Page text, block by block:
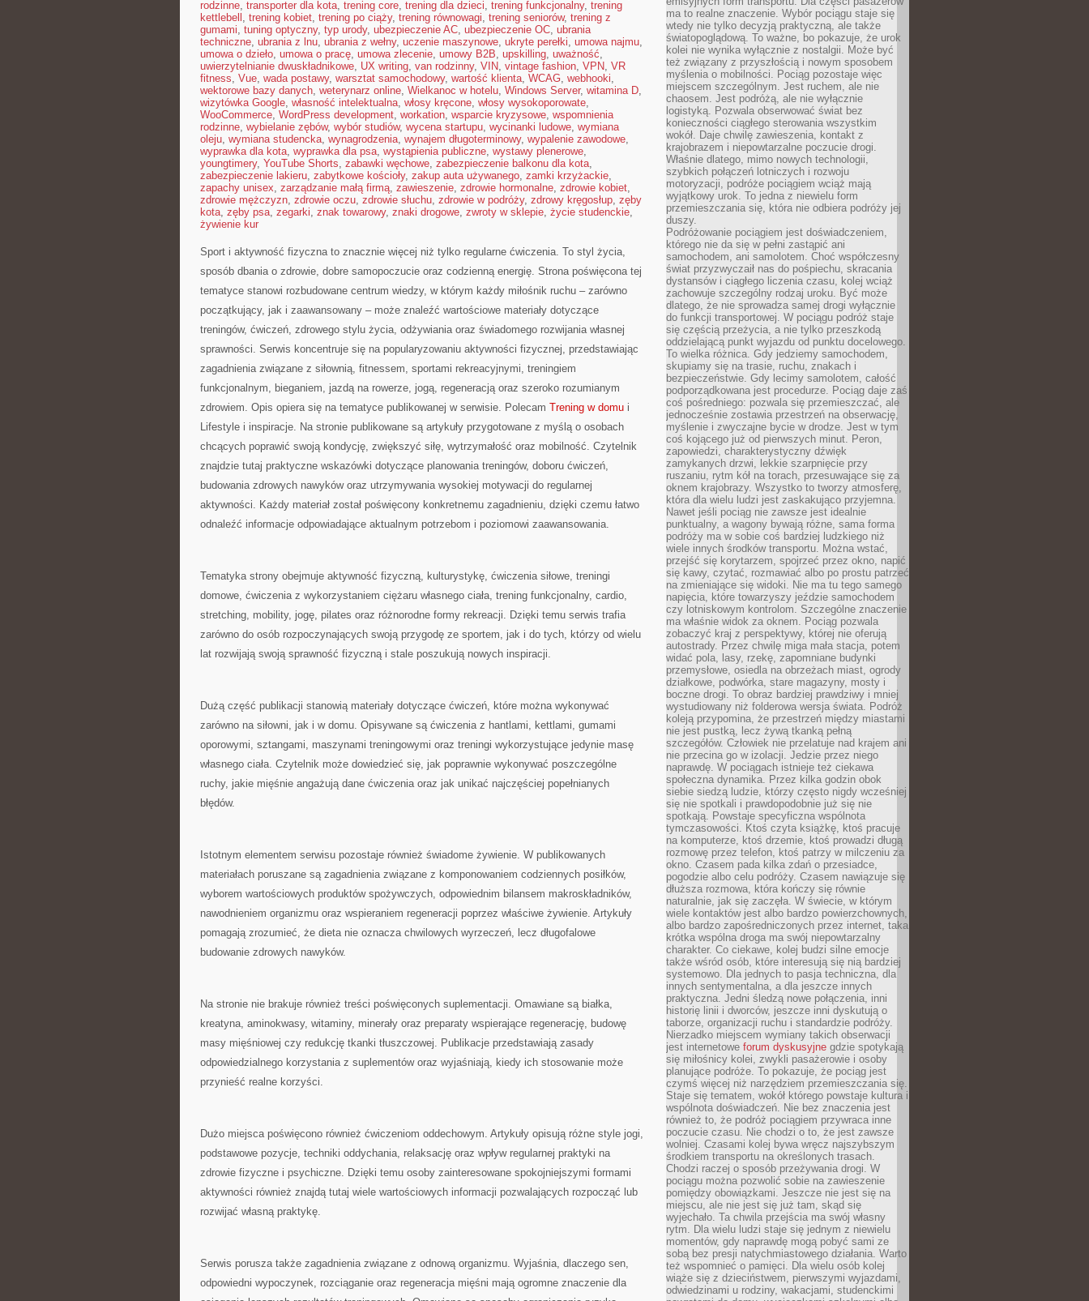
rodzinne, transporter dla kota, trening core, trening dla dzieci, trening funkcjonalny, trening
kettlebell , trening kobiet, trening po ciąży, trening równowagi, trening seniorów, trening z
gumami, tuning optyczny, typ urody, ubezpieczenie AC, ubezpieczenie OC, ubrania
techniczne, ubrania z lnu, ubrania z wełny, uczenie maszynowe, ukryte perełki, umowa najmu,
umowa o dzieło, umowa o pracę, umowa zlecenie, umowy B2B, upskilling, uważność,
uwierzytelnianie dwuskładnikowe, UX writing, van rodzinny, VIN, vintage fashion, VPN, VR
fitness, Vue, wada postawy, warsztat samochodowy, wartość klienta, WCAG, webhooki,
wektorowe bazy danych, weterynarz online, Wielkanoc w hotelu, Windows Server, witamina D,
wizytówka Google, własność intelektualna, włosy kręcone, włosy wysokoporowate,
WooCommerce, WordPress development, workation, wsparcie kryzysowe, wspomnienia
rodzinne, wybielanie zębów, wybór studiów, wycena startupu, wycinanki ludowe, wymiana
oleju, wymiana studencka, wynagrodzenia, wynajem długoterminowy, wypalenie zawodowe,
wyprawka dla kota, wyprawka dla psa, wystąpienia publiczne, wystawy plenerowe,
youngtimery, YouTube Shorts, zabawki węchowe, zabezpieczenie balkonu dla kota,
zabezpieczenie lakieru, zabytkowe kościoły, zakup auta używanego, zamki krzyżackie,
zapachy unisex, zarządzanie małą firmą, zawieszenie, zdrowie hormonalne, zdrowie kobiet,
zdrowie mężczyzn, zdrowie oczu, zdrowie słuchu, zdrowie w podróży, zdrowy kręgosłup, zęby
kota, zęby psa, zegarki, znak towarowy, znaki drogowe, zwroty w sklepie, życie studenckie,
żywienie kur
Sport i aktywność fizyczna to znacznie więcej niż tylko regularne ćwiczenia. To styl życia,
sposób dbania o zdrowie, dobre samopoczucie oraz codzienną energię. Strona poświęcona tej
tematyce stanowi rozbudowane centrum wiedzy, w którym każdy miłośnik ruchu – zarówno
początkujący, jak i zaawansowany – może znaleźć wartościowe materiały dotyczące
treningów, ćwiczeń, zdrowego stylu życia, odżywiania oraz świadomego rozwijania własnej
sprawności. Serwis koncentruje się na popularyzowaniu aktywności fizycznej, przedstawiając
zagadnienia związane z siłownią, fitnessem, sportami rekreacyjnymi, treningiem
funkcjonalnym, bieganiem, jazdą na rowerze, jogą, regeneracją oraz szeroko rozumianym
zdrowiem. Opis opiera się na tematyce publikowanej w serwisie. Polecam Trening w domu i
Lifestyle i inspiracje. Na stronie publikowane są artykuły przygotowane z myślą o osobach
chcących poprawić swoją kondycję, zwiększyć siłę, wytrzymałość oraz mobilność. Czytelnik
znajdzie tutaj praktyczne wskazówki dotyczące planowania treningów, doboru ćwiczeń,
budowania zdrowych nawyków oraz utrzymywania wysokiej motywacji do regularnej
aktywności. Każdy materiał został poświęcony konkretnemu zagadnieniu, dzięki czemu łatwo
odnaleźć informacje odpowiadające aktualnym potrzebom i poziomowi zaawansowania.
Tematyka strony obejmuje aktywność fizyczną, kulturystykę, ćwiczenia siłowe, treningi
domowe, ćwiczenia z wykorzystaniem ciężaru własnego ciała, trening funkcjonalny, cardio,
stretching, mobility, jogę, pilates oraz różnorodne formy rekreacji. Dzięki temu serwis trafia
zarówno do osób rozpoczynających swoją przygodę ze sportem, jak i do tych, którzy od wielu
lat rozwijają swoją sprawność fizyczną i stale poszukują nowych inspiracji.
Dużą część publikacji stanowią materiały dotyczące ćwiczeń, które można wykonywać
zarówno na siłowni, jak i w domu. Opisywane są ćwiczenia z hantlami, kettlami, gumami
oporowymi, sztangami, maszynami treningowymi oraz treningi wykorzystujące jedynie masę
własnego ciała. Czytelnik może dowiedzieć się, jak poprawnie wykonywać poszczególne
ruchy, jakie mięśnie angażują dane ćwiczenia oraz jak unikać najczęściej popełnianych
błędów.
Istotnym elementem serwisu pozostaje również świadome żywienie. W publikowanych
materiałach poruszane są zagadnienia związane z komponowaniem codziennych posiłków,
wyborem wartościowych produktów spożywczych, odpowiednim bilansem makroskładników,
nawodnieniem organizmu oraz wspieraniem regeneracji poprzez właściwe żywienie. Artykuły
pomagają zrozumieć, że dieta nie oznacza chwilowych wyrzeczeń, lecz długofalowe
budowanie zdrowych nawyków.
Na stronie nie brakuje również treści poświęconych suplementacji. Omawiane są białka,
kreatyna, aminokwasy, witaminy, minerały oraz preparaty wspierające regenerację, budowę
masy mięśniowej czy redukcję tkanki tłuszczowej. Publikacje przedstawiają zasady
odpowiedzialnego korzystania z suplementów oraz wyjaśniają, kiedy ich stosowanie może
przynieść realne korzyści.
Dużo miejsca poświęcono również ćwiczeniom oddechowym. Artykuły opisują różne style jogi,
podstawowe pozycje, techniki oddychania, relaksację oraz wpływ regularnej praktyki na
zdrowie fizyczne i psychiczne. Dzięki temu osoby zainteresowane spokojniejszymi formami
aktywności również znajdą tutaj wiele wartościowych informacji pozwalających rozpocząć lub
rozwijać własną praktykę.
Serwis porusza także zagadnienia związane z odnową organizmu. Wyjaśnia, dlaczego sen,
odpowiedni wypoczynek, rozciąganie oraz regeneracja mięśni mają ogromne znaczenie dla
ma to realne znaczenie. Wybór pociągu staje się
wtedy nie tylko decyzją praktyczną, ale także
światopoglądową. To ważne, bo pokazuje, że urok
kolei nie wynika wyłącznie z nostalgii. Może być
też związany z przyszłością i nowym sposobem
myślenia o mobilności. Pociąg pozostaje więc
miejscem szczególnym. Jest ruchem, ale nie
chaosem. Jest podróżą, ale nie wyłącznie
logistyką. Pozwala obserwować świat bez
konieczności ciągłego sterowania wszystkim
wokół. Daje chwilę zawieszenia, kontakt z
krajobrazem i niepowtarzalne poczucie drogi.
Właśnie dlatego, mimo nowych technologii,
szybkich połączeń lotniczych i rozwoju
motoryzacji, podróże pociągiem wciąż mają
wyjątkowy urok. To jedna z niewielu form
przemieszczania się, która nie odbiera podróży jej
duszy.
Podróżowanie pociągiem jest doświadczeniem,
którego nie da się w pełni zastąpić ani
samochodem, ani samolotem. Choć współczesny
świat przyzwyczaił nas do pośpiechu, skracania
dystansów i ciągłego liczenia czasu, kolej wciąż
zachowuje szczególny rodzaj uroku. Być może
dlatego, że nie sprowadza samej drogi wyłącznie
do funkcji transportowej. W pociągu podróż staje
się częścią przeżycia, a nie tylko przeszkodą
oddzielającą punkt wyjazdu od punktu docelowego.
To wielka różnica. Gdy jedziemy samochodem,
skupiamy się na trasie, ruchu, znakach i
bezpieczeństwie. Gdy lecimy samolotem, całość
podporządkowana jest procedurze. Pociąg daje zaś
coś pośredniego: pozwala się przemieszczać, ale
jednocześnie zostawia przestrzeń na obserwację,
myślenie i zwyczajne bycie w drodze. Jest w tym
coś kojącego już od pierwszych minut. Peron,
zapowiedzi, charakterystyczny dźwięk
zamykanych drzwi, lekkie szarpnięcie przy
ruszaniu, rytm kół na torach, przesuwające się za
oknem krajobrazy. Wszystko to tworzy atmosferę,
która dla wielu ludzi jest zaskakująco przyjemna.
Nawet jeśli pociąg nie zawsze jest idealnie
punktualny, a wagony bywają różne, sama forma
podróży ma w sobie coś bardziej ludzkiego niż
wiele innych środków transportu. Można wstać,
przejść się korytarzem, spojrzeć przez okno, napić
się kawy, czytać, rozmawiać albo po prostu patrzeć
na zmieniające się widoki. Nie ma tu tego samego
napięcia, które towarzyszy jeździe samochodem
czy lotniskowym kontrolom. Szczególne znaczenie
ma właśnie widok za oknem. Pociąg pozwala
zobaczyć kraj z perspektywy, której nie oferują
autostrady. Przez chwilę miga mała stacja, potem
widać pola, lasy, rzekę, zapomniane budynki
przemysłowe, osiedla na obrzeżach miast, ogrody
działkowe, podwórka, stare magazyny, mosty i
boczne drogi. To obraz bardziej prawdziwy i mniej
wystudiowany niż folderowa wersja świata. Podróż
koleją przypomina, że przestrzeń między miastami
nie jest pustką, lecz żywą tkanką pełną
szczegółów. Człowiek nie przelatuje nad krajem ani
nie przecina go w izolacji. Jedzie przez niego
naprawdę. W pociągach istnieje też ciekawa
społeczna dynamika. Przez kilka godzin obok
siebie siedzą ludzie, którzy często nigdy wcześniej
się nie spotkali i prawdopodobnie już się nie
spotkają. Powstaje specyficzna wspólnota
tymczasowości. Ktoś czyta książkę, ktoś pracuje
na komputerze, ktoś drzemie, ktoś prowadzi długą
rozmowę przez telefon, ktoś patrzy w milczeniu za
okno. Czasem pada kilka zdań o przesiadce,
pogodzie albo celu podróży. Czasem nawiązuje się
dłuższa rozmowa, która kończy się równie
naturalnie, jak się zaczęła. W świecie, w którym
wiele kontaktów jest albo bardzo powierzchownych,
albo bardzo zapośredniczonych przez internet, taka
krótka wspólna droga ma swój niepowtarzalny
charakter. Co ciekawe, kolej budzi silne emocje
także wśród osób, które interesują się nią bardziej
systemowo. Dla jednych to pasja techniczna, dla
innych sentymentalna, a dla jeszcze innych
praktyczna. Jedni śledzą nowe połączenia, inni
historię linii i dworców, jeszcze inni dyskutują o
taborze, organizacji ruchu i standardzie podróży.
Nierzadko miejscem wymiany takich obserwacji
jest internetowe forum dyskusyjne gdzie spotykają
się miłośnicy kolei, zwykli pasażerowie i osoby
planujące podróże. To pokazuje, że pociąg jest
czymś więcej niż narzędziem przemieszczania się.
Staje się tematem, wokół którego powstaje kultura i
wspólnota doświadczeń. Nie bez znaczenia jest
również to, że podróż pociągiem przywraca inne
poczucie czasu. Nie chodzi o to, że jest zawsze
wolniej. Czasami kolej bywa wręcz najszybszym
środkiem transportu na określonych trasach.
Chodzi raczej o sposób przeżywania drogi. W
pociągu można pozwolić sobie na zawieszenie
pomiędzy obowiązkami. Jeszcze nie jest się na
miejscu, ale nie jest się już tam, skąd się
wyjechało. Ta chwila przejścia ma swój własny
rytm. Dla wielu ludzi staje się jednym z niewielu
momentów, gdy naprawdę mogą pobyć sami ze
sobą bez presji natychmiastowego działania. Warto
też wspomnieć o pamięci. Dla wielu osób kolej
wiąże się z dzieciństwem, pierwszymi wyjazdami,
odwiedzinami u rodziny, wakacjami, studenckimi